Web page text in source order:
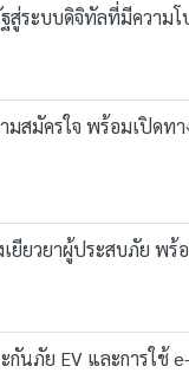
ระบบดิจิทัลที่มีความโ
มัครใจ พร้อมเปิดทา
ยวยาผู้ประสบภัย พร้
นภัย EV และการใช้